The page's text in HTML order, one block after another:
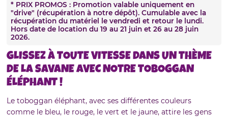
* PRIX PROMOS : Promotion valable uniquement en
"drive" (récupération à notre dépôt). Cumulable avec la
récupération du matériel le vendredi et retour le lundi.
Hors date de location du 19 au 21 juin et 26 au 28 juin
2026.
GLISSEZ À TOUTE VITESSE DANS UN THÈME
DE LA SAVANE AVEC NOTRE TOBOGGAN
ÉLÉPHANT !
Le toboggan éléphant, avec ses différentes couleurs
comme le bleu, le rouge, le vert et le jaune, attire les gens